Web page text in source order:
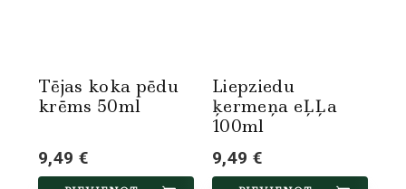
Tējas koka pēdu
krēms 50ml
9,49 €
Liepziedu
ķermeņa eĻĻa
100ml
9,49 €